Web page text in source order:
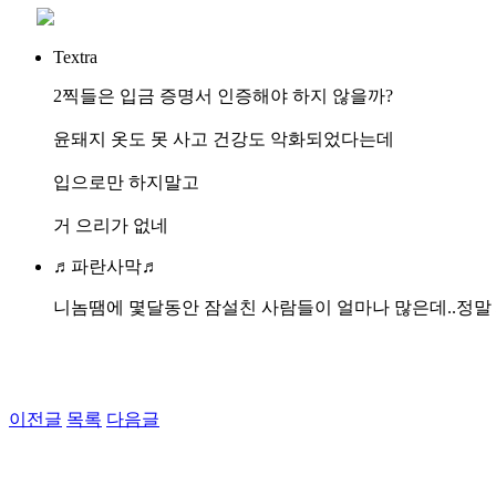
Textra
2찍들은 입금 증명서 인증해야 하지 않을까?
윤돼지 옷도 못 사고 건강도 악화되었다는데
입으로만 하지말고
거 으리가 없네
♬파란사막♬
니놈땜에 몇달동안 잠설친 사람들이 얼마나 많은데..정
이전글 목록 다음글